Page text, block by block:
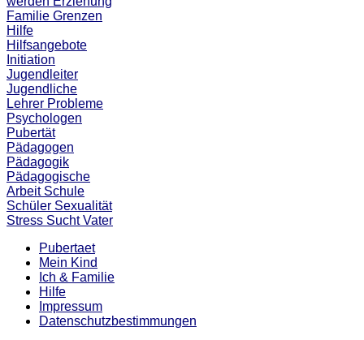
Familie Grenzen
Hilfe
Hilfsangebote
Initiation
Jugendleiter
Jugendliche
Lehrer Probleme
Psychologen
Pubertät
Pädagogen
Pädagogik
Pädagogische
Arbeit Schule
Schüler Sexualität
Stress SuchtVater
Pubertaet
Mein Kind
Ich & Familie
Hilfe
Impressum
Datenschutzbestimmungen